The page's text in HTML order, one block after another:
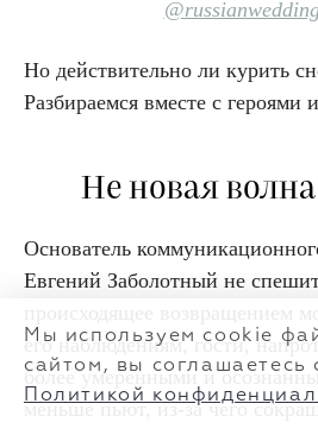
Но действительно ли курить
Разбираемся вместе с героями
Не новая
Основатель
Евгений Заболотный не
его наблюдениям, гости,
более умеренными и
меньше пьют, из-за чего
Мы используем cookie
сайтом, вы соглашаетесь
Политикой